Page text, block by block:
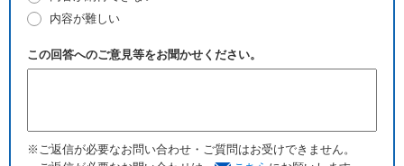
内容が難しい
この回答へのご意見等をお聞かせください。
※ご返信が必要なお問い合わせ・ご質問はお受けできません。